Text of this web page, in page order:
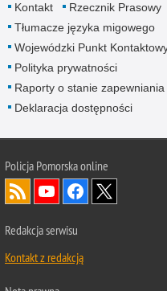
Kontakt Rzecznik Prasowy
Tłumacze języka migowego
Wojewódzki Punkt
Polityka prywatności
Raporty o stanie
Deklaracja dostępności
Policja Pomorska online
Redakcja serwisu
Kontakt z redakcją